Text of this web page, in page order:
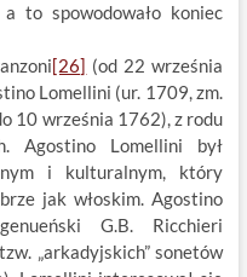
to spowodowało koniec
[26] (od 22 września
Lomellini (ur. 1709, zm.
10 września 1762), z rodu
Agostino Lomellini był
i kulturalnym, który
jak włoskim. Agostino
G.B. Ricchieri
„arkadyjskich” sonetów